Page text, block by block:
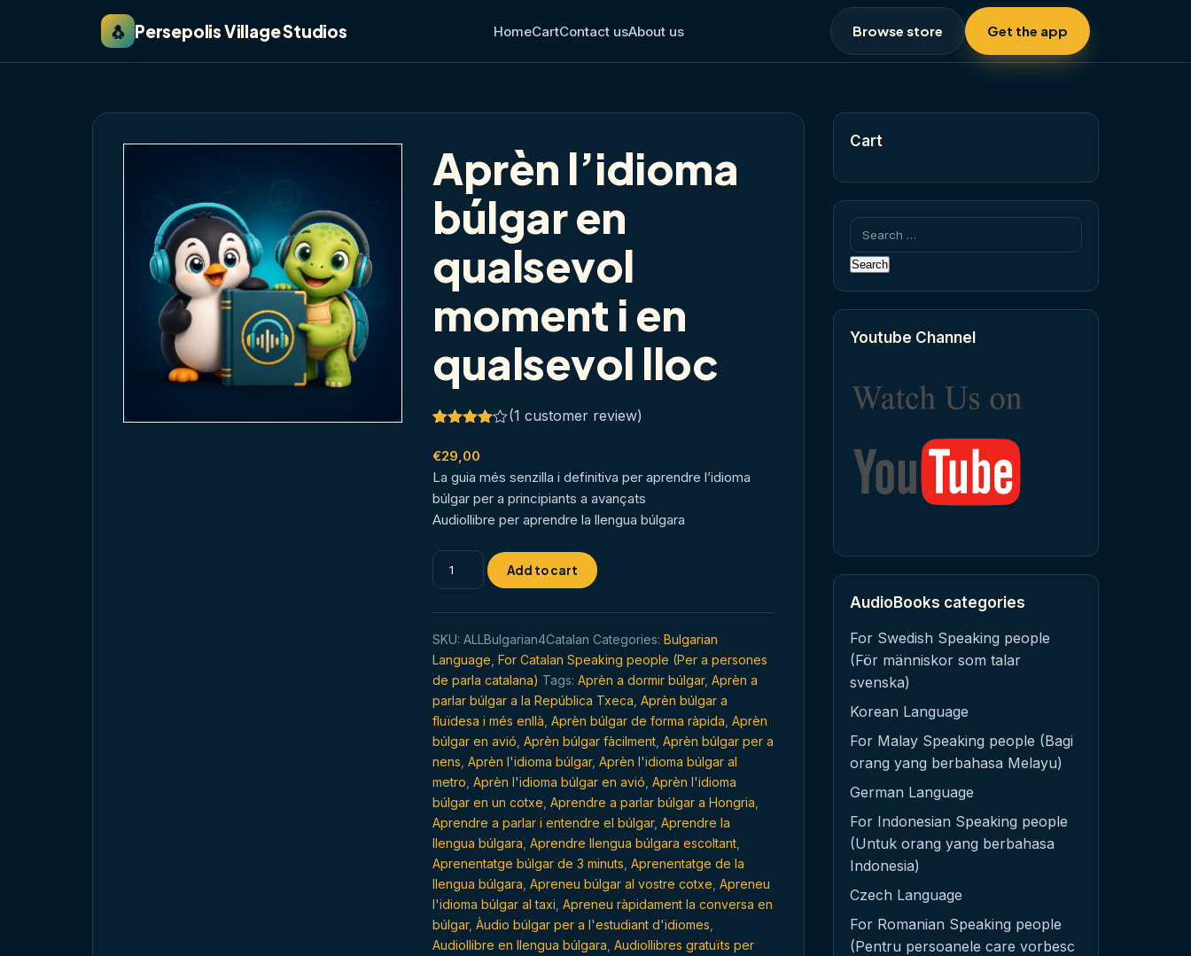
🐧 Persepolis Village Studios HomeCartContact usAbout us Browse store Get the app
Aprèn l’idioma
búlgar en
qualsevol
moment i en
qualsevol lloc
4.00 out
of 5
based
on
customer
rating
(1 customer review)
€29,00
La guia més senzilla i definitiva per aprendre l’idioma
búlgar per a principiants a avançats
Audiollibre per aprendre la llengua búlgara
Aprèn
l'idioma
qualsevol
moment
en
qualsevol
lloc
quantity
Add to cart
SKU: ALLBulgarian4Catalan Categories: Bulgarian
Language For Catalan Speaking people (Per a persones
de parla catalana) Tags: Aprèn a dormir búlgar, Aprèn a
parlar búlgar a la República Txeca Aprèn búlgar a
fluïdesa i més enllà Aprèn búlgar de forma ràpida Aprèn
búlgar en avió Aprèn búlgar fàcilment Aprèn búlgar per a
nens Aprèn l'idioma búlgar, Aprèn l'idioma búlgar al
metro Aprèn l'idioma búlgar en avió Aprèn l'idioma
búlgar en un cotxe Aprendre a parlar búlgar a Hongria
Aprendre a parlar i entendre el búlgar, Aprendre la
llengua búlgara Aprendre llengua búlgara escoltant
Aprenentatge búlgar de 3 minuts Aprenentatge de la
llengua búlgara Apreneu búlgar al vostre cotxe Apreneu
l'idioma búlgar al taxi Apreneu ràpidament la conversa en
búlgar, Àudio búlgar per a l'estudiant d'idiomes
Audiollibre en llengua búlgara Audiollibres gratuïts per
Cart
Search
for:
Youtube Channel
AudioBooks categories
For Swedish Speaking people
(För människor som talar
svenska)
Korean Language
For Malay Speaking people (Bagi
orang yang berbahasa Melayu)
German Language
For Indonesian Speaking people
(Untuk orang yang berbahasa
Indonesia)
Czech Language
For Romanian Speaking people
(Pentru persoanele care vorbesc